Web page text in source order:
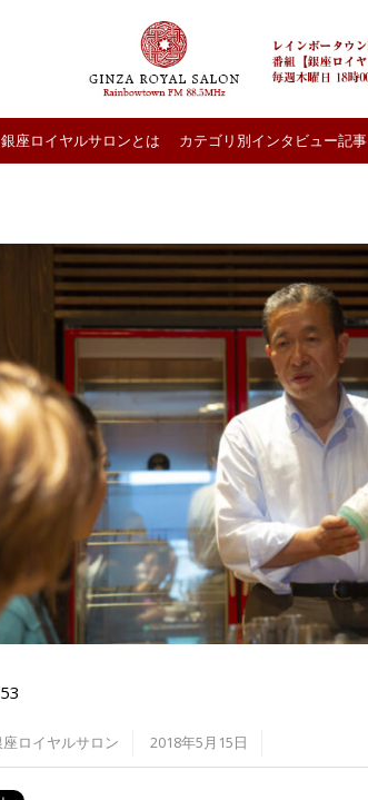
銀座ロイヤルサロンとは カテゴリ別インタビュー記事
座ロイヤルサロン 2018年5月15日